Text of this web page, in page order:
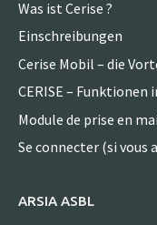
Was ist Cerise ?
Einschreibungen
Cerise Mobil – die
CERISE – Funktionen
Module de prise en
Se connecter (si vous
ARSIA ASBL